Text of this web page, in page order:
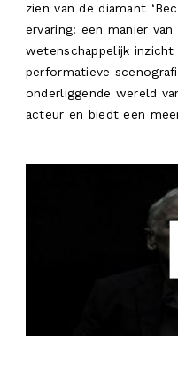
zien van de diamant
ervaring: een manier
wetenschappelijk
performatieve
onderliggende wereld
acteur en biedt een